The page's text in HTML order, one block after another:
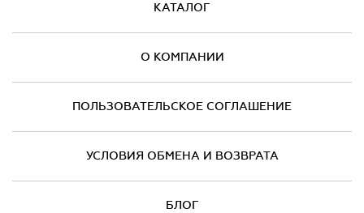
КАТАЛОГ
О КОМПАНИИ
ПОЛЬЗОВАТЕЛЬСКОЕ СОГЛАШЕНИЕ
УСЛОВИЯ ОБМЕНА И ВОЗВРАТА
БЛОГ